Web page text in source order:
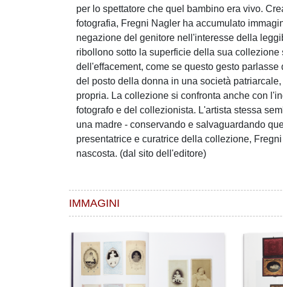
per lo spettatore che quel bambino era vivo.
fotografia, Fregni Nagler ha accumulato
negazione del genitore nell'interesse della
ribollono sotto la superficie della sua
dell'effacement, come se questo gesto
del posto della donna in una società
propria. La collezione si confronta anche con
fotografo e del collezionista. L'artista stessa
una madre - conservando e salvaguardando
presentatrice e curatrice della collezione,
nascosta. (dal sito dell'editore)
IMMAGINI